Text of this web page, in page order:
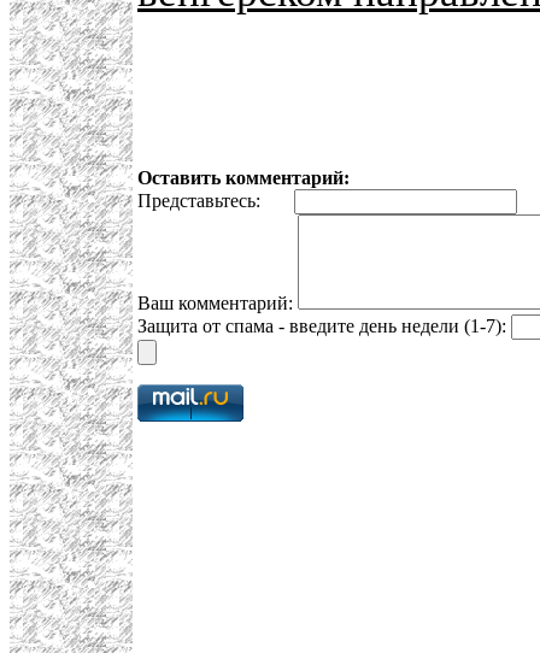
Оставить комментарий:
Представьтесь:
Ваш комментарий:
Защита от спама - введите день недели (1-7):